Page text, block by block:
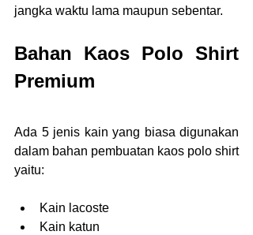
jangka waktu lama maupun sebentar.
Bahan Kaos Polo Shirt
Premium
Ada 5 jenis kain yang biasa digunakan
dalam bahan pembuatan kaos polo shirt
yaitu:
Kain lacoste
Kain katun